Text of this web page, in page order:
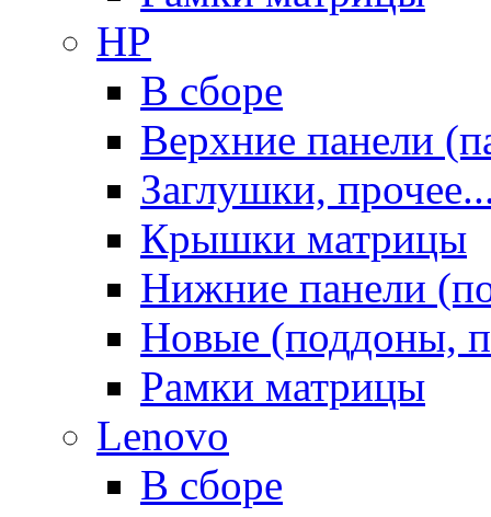
HP
В сборе
Верхние панели
Заглушки,
Крышки матрицы
Нижние панели
Новые (поддоны,
Рамки матрицы
Lenovo
В сборе